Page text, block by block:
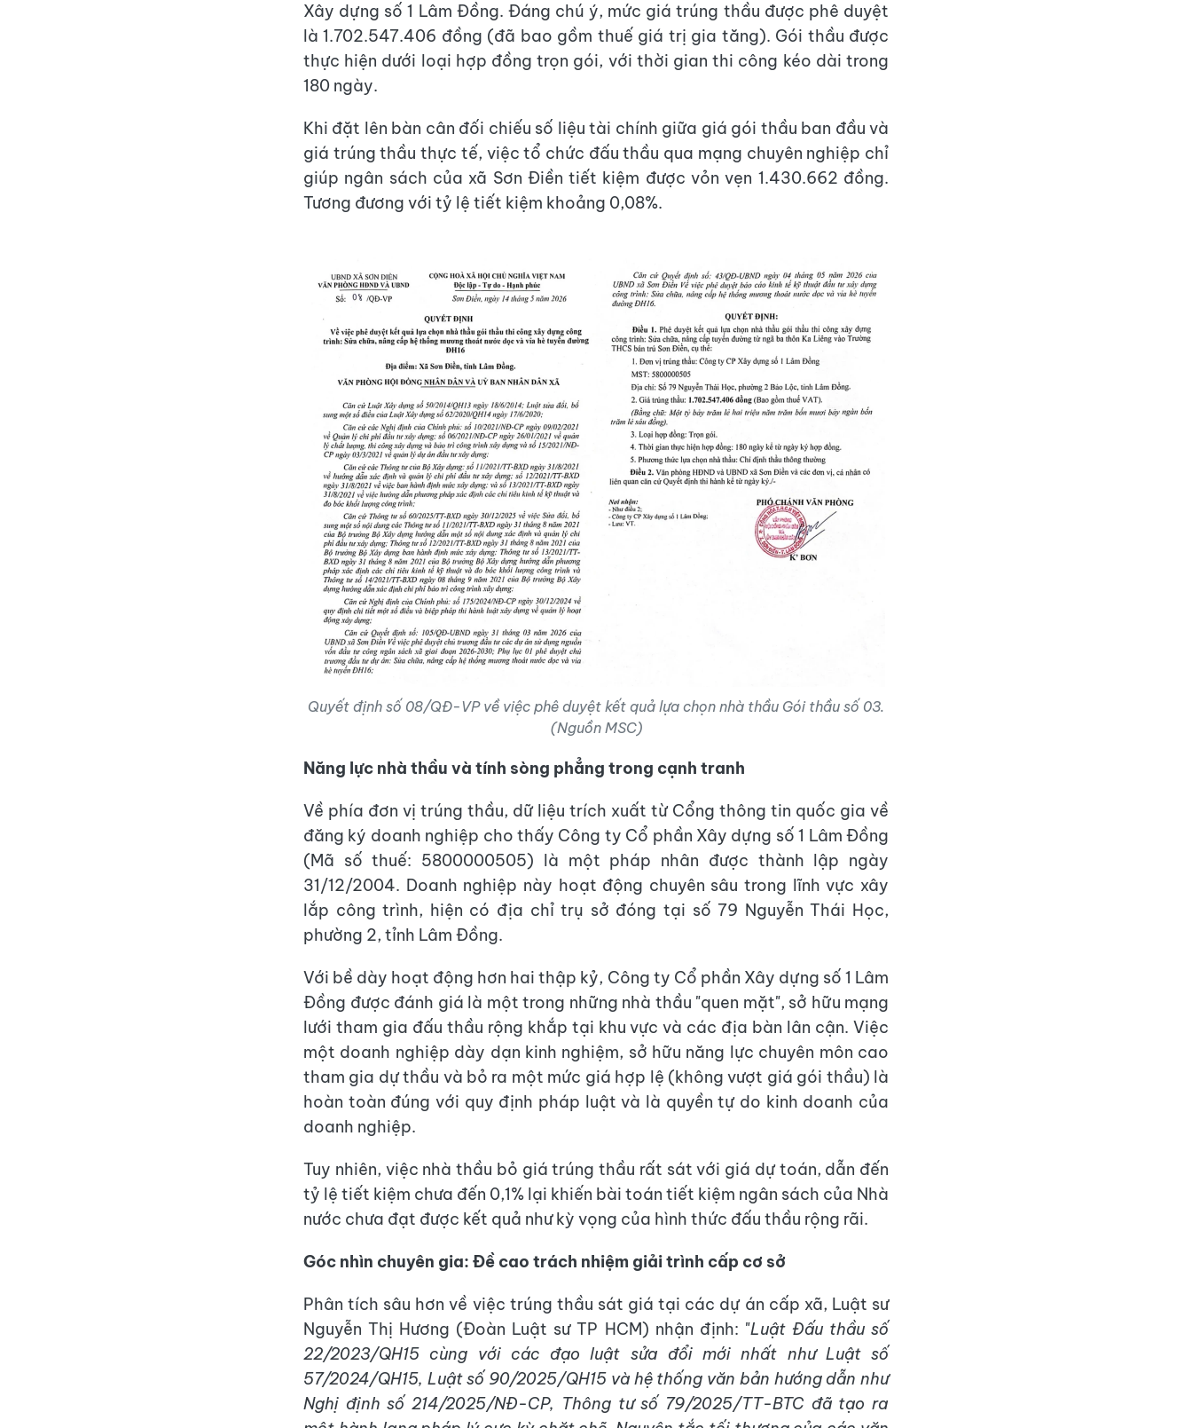
Xây dựng số 1 Lâm Đồng. Đáng chú ý, mức giá trúng thầu được phê duyệt
là 1.702.547.406 đồng (đã bao gồm thuế giá trị gia tăng). Gói thầu được
thực hiện dưới loại hợp đồng trọn gói, với thời gian thi công kéo dài trong
180 ngày.
Khi đặt lên bàn cân đối chiếu số liệu tài chính giữa giá gói thầu ban đầu và
giá trúng thầu thực tế, việc tổ chức đấu thầu qua mạng chuyên nghiệp chỉ
giúp ngân sách của xã Sơn Điền tiết kiệm được vỏn vẹn 1.430.662 đồng.
Tương đương với tỷ lệ tiết kiệm khoảng 0,08%.
Quyết định số 08/QĐ-VP về việc phê duyệt kết quả lựa chọn nhà thầu Gói thầu số 03.
(Nguồn MSC)
Năng lực nhà thầu và tính sòng phẳng trong cạnh tranh
Về phía đơn vị trúng thầu, dữ liệu trích xuất từ Cổng thông tin quốc gia về
đăng ký doanh nghiệp cho thấy Công ty Cổ phần Xây dựng số 1 Lâm Đồng
(Mã số thuế: 5800000505) là một pháp nhân được thành lập ngày
31/12/2004. Doanh nghiệp này hoạt động chuyên sâu trong lĩnh vực xây
lắp công trình, hiện có địa chỉ trụ sở đóng tại số 79 Nguyễn Thái Học,
phường 2, tỉnh Lâm Đồng.
Với bề dày hoạt động hơn hai thập kỷ, Công ty Cổ phần Xây dựng số 1 Lâm
Đồng được đánh giá là một trong những nhà thầu "quen mặt", sở hữu mạng
lưới tham gia đấu thầu rộng khắp tại khu vực và các địa bàn lân cận. Việc
một doanh nghiệp dày dạn kinh nghiệm, sở hữu năng lực chuyên môn cao
tham gia dự thầu và bỏ ra một mức giá hợp lệ (không vượt giá gói thầu) là
hoàn toàn đúng với quy định pháp luật và là quyền tự do kinh doanh của
doanh nghiệp.
Tuy nhiên, việc nhà thầu bỏ giá trúng thầu rất sát với giá dự toán, dẫn đến
tỷ lệ tiết kiệm chưa đến 0,1% lại khiến bài toán tiết kiệm ngân sách của Nhà
nước chưa đạt được kết quả như kỳ vọng của hình thức đấu thầu rộng rãi.
Góc nhìn chuyên gia: Đề cao trách nhiệm giải trình cấp cơ sở
Phân tích sâu hơn về việc trúng thầu sát giá tại các dự án cấp xã, Luật sư
Nguyễn Thị Hương (Đoàn Luật sư TP HCM) nhận định: "Luật Đấu thầu số
22/2023/QH15 cùng với các đạo luật sửa đổi mới nhất như Luật số
57/2024/QH15, Luật số 90/2025/QH15 và hệ thống văn bản hướng dẫn như
Nghị định số 214/2025/NĐ-CP, Thông tư số 79/2025/TT-BTC đã tạo ra